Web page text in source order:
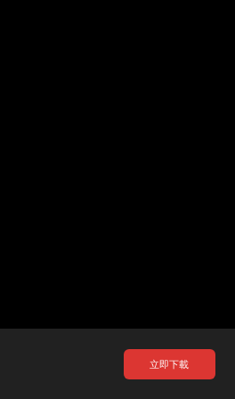
立即下載